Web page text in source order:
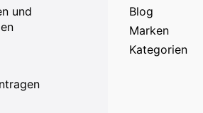
und
Blog
Marken
Kategorien